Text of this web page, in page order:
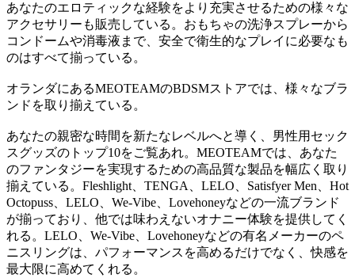
あなたのエロティックな経験をより充実させるための様々な
アクセサリーも販売している。おもちゃの洗浄スプレーから
コンドームや消毒液まで、安全で衛生的なプレイに必要なも
のはすべて揃っている。
オランダにあるMEOTEAMのBDSMストアでは、様々なブラ
ンドを取り揃えている。
あなたの親密な時間を新たなレベルへと導く、男性用セック
スグッズのトップ10をご覧あれ。MEOTEAMでは、あなた
のファンタジーを実現するための高品質な製品を幅広く取り
揃えている。Fleshlight、TENGA、LELO、Satisfyer Men、Hot
Octopuss、LELO、We-Vibe、Lovehoneyなどの一流ブランド
が揃っており、他では味わえないオナニー体験を提供してく
れる。LELO、We-Vibe、Lovehoneyなどの有名メーカーのペ
ニスリングは、パフォーマンスを高めるだけでなく、快感を
最大限に高めてくれる。